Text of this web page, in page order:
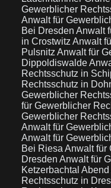
Gewerblicher
Anwalt für
Bei Dresden Anwalt
in Crostwitz Anwalt
Pulsnitz Anwalt für
Dippoldiswalde
Rechtsschutz in
Rechtsschutz in
Gewerblicher
für Gewerblicher
Gewerblicher
Anwalt für
Anwalt für
Bei Riesa Anwalt für
Dresden Anwalt für
Ketzerbachtal Abend
Rechtsschutz in